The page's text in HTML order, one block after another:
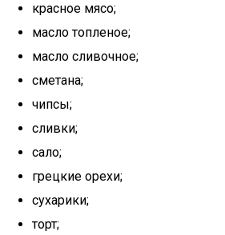
красное мясо;
масло топленое;
масло сливочное;
сметана;
чипсы;
сливки;
сало;
грецкие орехи;
сухарики;
торт;